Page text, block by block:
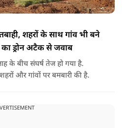
शहरों के साथ गांव भी बने
ड्रोन अटैक से जवाब
के बीच संघर्ष तेज हो गया है.
और गांवों पर बमबारी की है.